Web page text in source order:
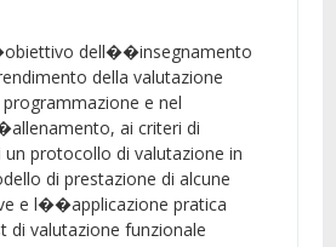
dell��insegnamento
della valutazione
e nel
ai criteri di
protocollo di valutazione in
di prestazione di alcune
e l��applicazione pratica
di valutazione funzionale